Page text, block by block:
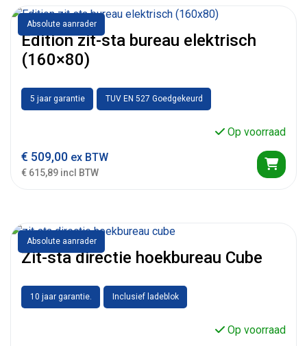
Absolute aanrader
Edition zit-sta bureau elektrisch
(160×80)
5 jaar garantie TUV EN 527 Goedgekeurd
Op voorraad
€ 509,00 ex BTW
€ 615,89 incl BTW
Absolute aanrader
Zit-sta directie hoekbureau Cube
10 jaar garantie. Inclusief ladeblok
Op voorraad